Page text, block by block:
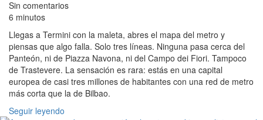
Sin comentarios
6 minutos
Llegas a Termini con la maleta, abres el mapa del metro y
piensas que algo falla. Solo tres líneas. Ninguna pasa cerca del
Panteón, ni de Piazza Navona, ni del Campo dei Fiori. Tampoco
de Trastevere. La sensación es rara: estás en una capital
europea de casi tres millones de habitantes con una red de metro
más corta que la de Bilbao.
Seguir leyendo